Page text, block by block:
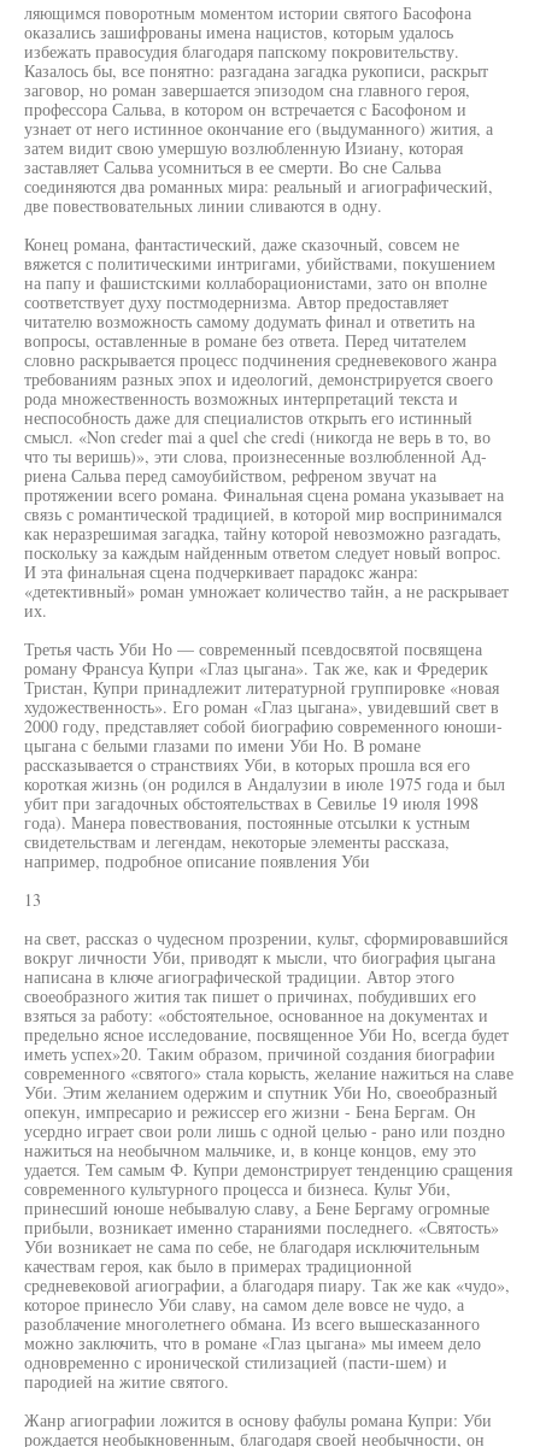
ляющимся поворотным моментом истории святого Басофона
оказались зашифрованы имена нацистов, которым удалось
избежать правосудия благодаря папскому покровительству.
Казалось бы, все понятно: разгадана загадка рукописи, раскрыт
заговор, но роман завершается эпизодом сна главного героя,
профессора Сальва, в котором он встречается с Басофоном и
узнает от него истинное окончание его (выдуманного) жития, а
затем видит свою умершую возлюбленную Изиану, которая
заставляет Сальва усомниться в ее смерти. Во сне Сальва
соединяются два романных мира: реальный и агиографический,
две повествовательных линии сливаются в одну.
Конец романа, фантастический, даже сказочный, совсем не
вяжется с политическими интригами, убийствами, покушением
на папу и фашистскими коллаборационистами, зато он вполне
соответствует духу постмодернизма. Автор предоставляет
читателю возможность самому додумать финал и ответить на
вопросы, оставленные в романе без ответа. Перед читателем
словно раскрывается процесс подчинения средневекового жанра
требованиям разных эпох и идеологий, демонстрируется своего
рода множественность возможных интерпретаций текста и
неспособность даже для специалистов открыть его истинный
смысл. «Non creder mai a quel che credi (никогда не верь в то, во
что ты веришь)», эти слова, произнесенные возлюбленной Ад-
риена Сальва перед самоубийством, рефреном звучат на
протяжении всего романа. Финальная сцена романа указывает на
связь с романтической традицией, в которой мир воспринимался
как неразрешимая загадка, тайну которой невозможно разгадать,
поскольку за каждым найденным ответом следует новый вопрос.
И эта финальная сцена подчеркивает парадокс жанра:
«детективный» роман умножает количество тайн, а не раскрывает
их.
Третья часть Уби Но — современный псевдосвятой посвящена
роману Франсуа Купри «Глаз цыгана». Так же, как и Фредерик
Тристан, Купри принадлежит литературной группировке «новая
художественность». Его роман «Глаз цыгана», увидевший свет в
2000 году, представляет собой биографию современного юноши-
цыгана с белыми глазами по имени Уби Но. В романе
рассказывается о странствиях Уби, в которых прошла вся его
короткая жизнь (он родился в Андалузии в июле 1975 года и был
убит при загадочных обстоятельствах в Севилье 19 июля 1998
года). Манера повествования, постоянные отсылки к устным
свидетельствам и легендам, некоторые элементы рассказа,
например, подробное описание появления Уби
13
на свет, рассказ о чудесном прозрении, культ, сформировавшийся
вокруг личности Уби, приводят к мысли, что биография цыгана
написана в ключе агиографической традиции. Автор этого
своеобразного жития так пишет о причинах, побудивших его
взяться за работу: «обстоятельное, основанное на документах и
предельно ясное исследование, посвященное Уби Но, всегда будет
иметь успех»20. Таким образом, причиной создания биографии
современного «святого» стала корысть, желание нажиться на славе
Уби. Этим желанием одержим и спутник Уби Но, своеобразный
опекун, импресарио и режиссер его жизни - Бена Бергам. Он
усердно играет свои роли лишь с одной целью - рано или поздно
нажиться на необычном мальчике, и, в конце концов, ему это
удается. Тем самым Ф. Купри демонстрирует тенденцию сращения
современного культурного процесса и бизнеса. Культ Уби,
принесший юноше небывалую славу, а Бене Бергаму огромные
прибыли, возникает именно стараниями последнего. «Святость»
Уби возникает не сама по себе, не благодаря исключительным
качествам героя, как было в примерах традиционной
средневековой агиографии, а благодаря пиару. Так же как «чудо»,
которое принесло Уби славу, на самом деле вовсе не чудо, а
разоблачение многолетнего обмана. Из всего вышесказанного
можно заключить, что в романе «Глаз цыгана» мы имеем дело
одновременно с иронической стилизацией (пасти-шем) и
пародией на житие святого.
Жанр агиографии ложится в основу фабулы романа Купри: Уби
рождается необыкновенным, благодаря своей необычности, он